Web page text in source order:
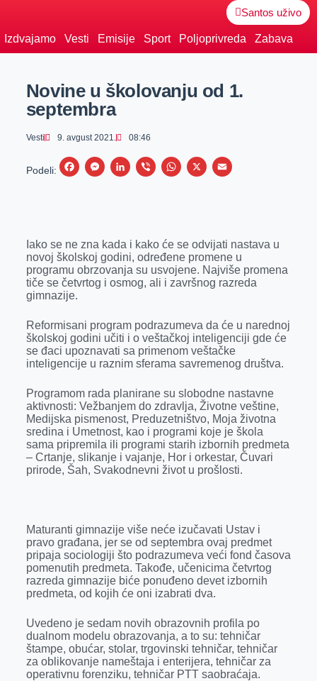
Santos uživo
Izdvajamo Vesti Emisije Sport Poljoprivreda Zabava
Novine u školovanju od 1.
septembra
Vesti 9. avgust 2021. 08:46
Podeli:
F
b
o
o
M
e
n
g
r
L
e
d
I
V
r
W
s
A
p
X
E
l
Iako se ne zna kada i kako će se odvijati nastava u
novoj školskoj godini, određene promene u
programu obrzovanja su usvojene. Najviše promena
tiče se četvrtog i osmog, ali i završnog razreda
gimnazije.
Reformisani program podrazumeva da će u narednoj
školskoj godini učiti i o veštačkoj inteligenciji gde će
se đaci upoznavati sa primenom veštačke
inteligencije u raznim sferama savremenog društva.
Programom rada planirane su slobodne nastavne
aktivnosti: Vežbanjem do zdravlja, Životne veštine,
Medijska pismenost, Preduzetništvo, Moja životna
sredina i Umetnost, kao i programi koje je škola
sama pripremila ili programi starih izbornih predmeta
– Crtanje, slikanje i vajanje, Hor i orkestar, Čuvari
prirode, Šah, Svakodnevni život u prošlosti.
Maturanti gimnazije više neće izučavati Ustav i
pravo građana, jer se od septembra ovaj predmet
pripaja sociologiji što podrazumeva veći fond časova
pomenutih predmeta. Takođe, učenicima četvrtog
razreda gimnazije biće ponuđeno devet izbornih
predmeta, od kojih će oni izabrati dva.
Uvedeno je sedam novih obrazovnih profila po
dualnom modelu obrazovanja, a to su: tehničar
štampe, obućar, stolar, trgovinski tehničar, tehničar
za oblikovanje nameštaja i enterijera, tehničar za
operativnu forenziku, tehničar PTT saobraćaja.